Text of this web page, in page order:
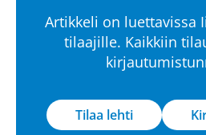
Artikkeli on luettavissa
tilaajille. Kaikkiin
Tilaa lehti